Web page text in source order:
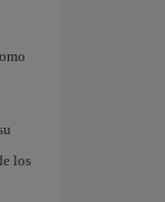
los